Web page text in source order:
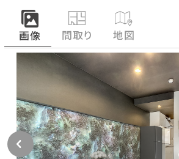
画像 間取り 地図